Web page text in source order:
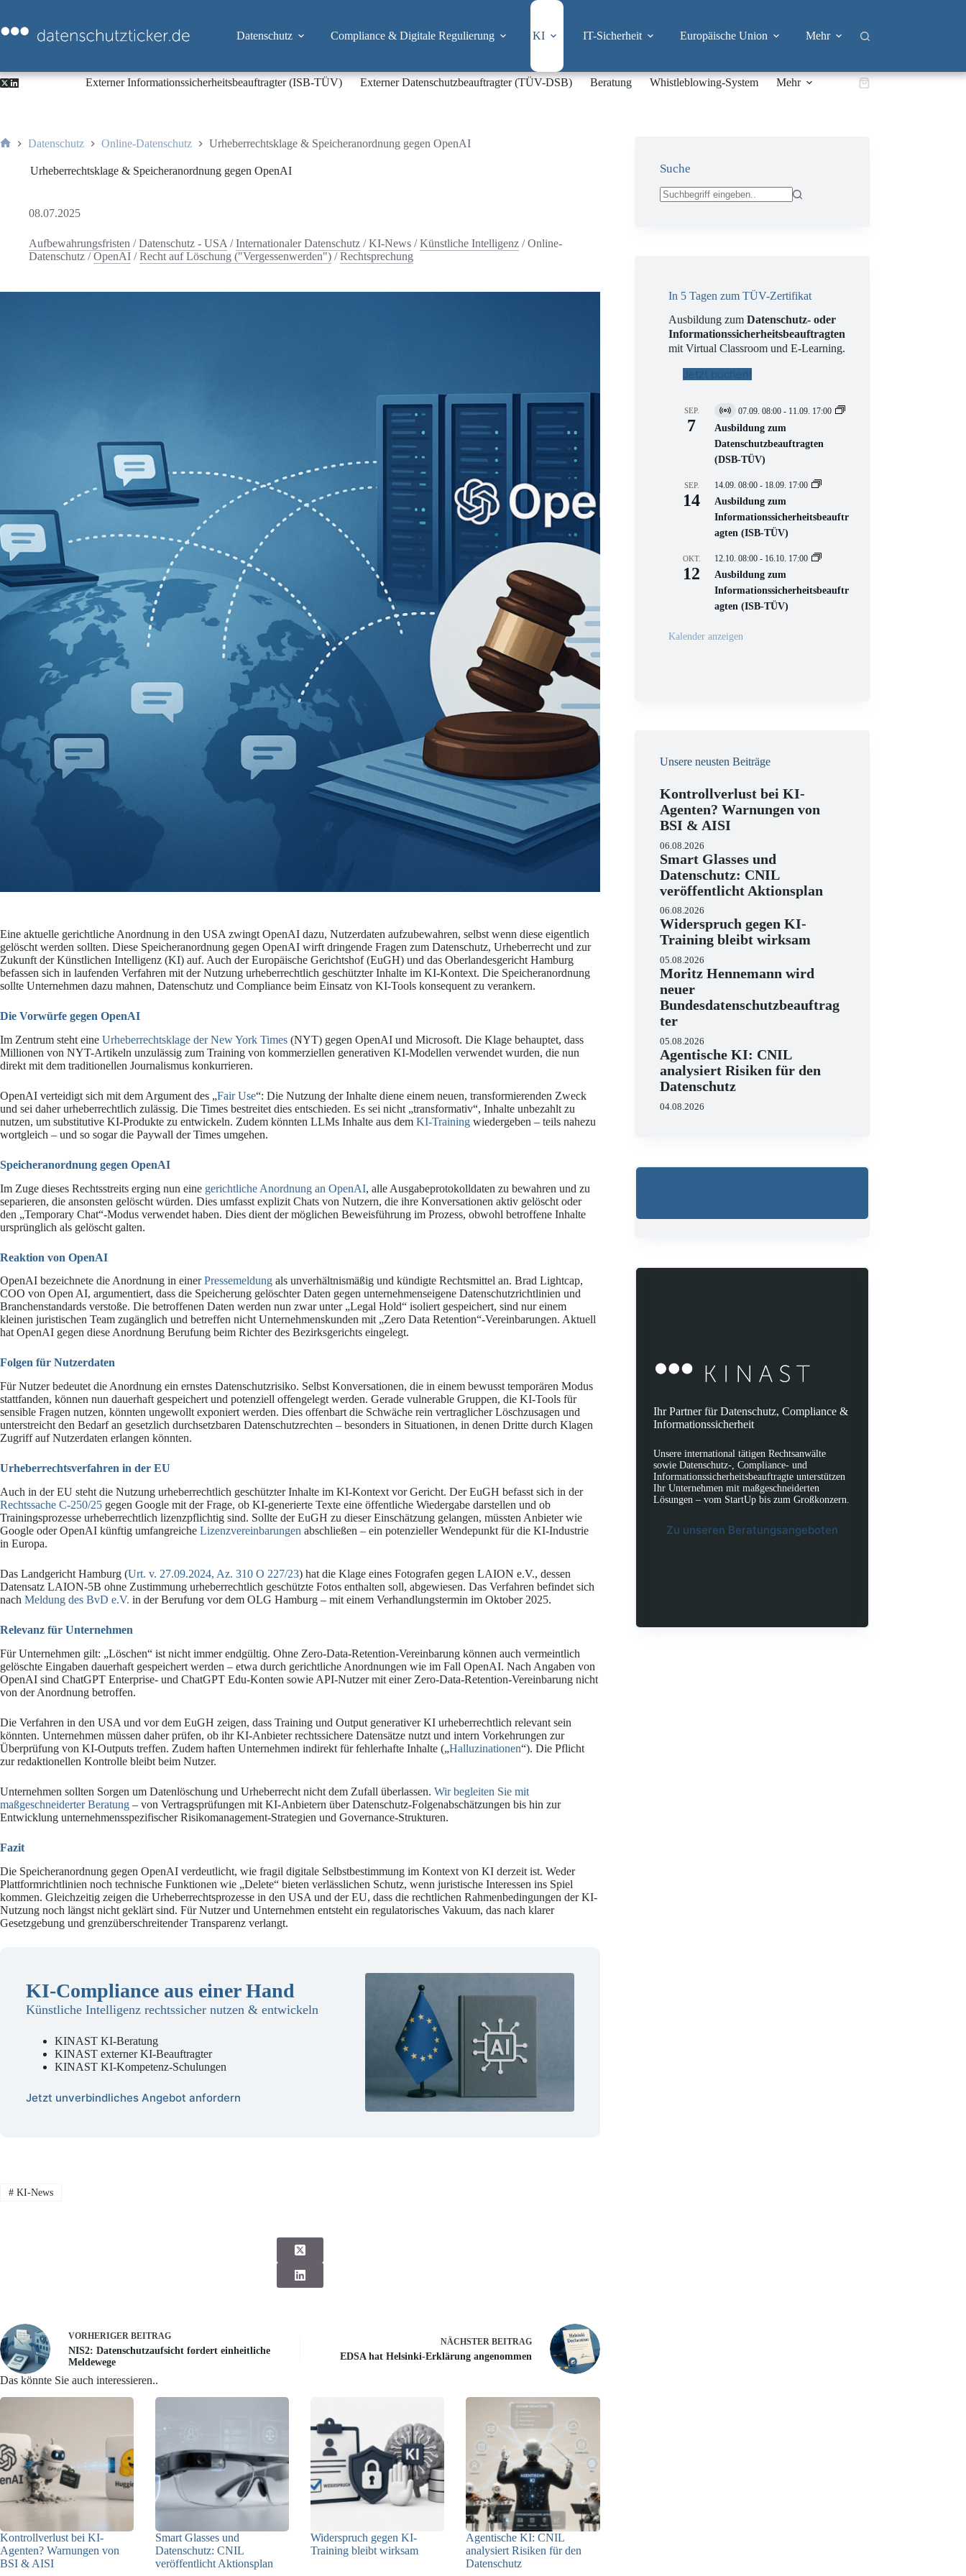
springen
Datenschutz Compliance & Digitale Regulierung KI IT-Sicherheit Europäische Union Mehr
Externer Informationssicherheitsbeauftragter (ISB-TÜV) Externer Datenschutzbeauftragter (TÜV-DSB) Beratung Whistleblowing-System Mehr Warenkorb
Datenschutz Online-Datenschutz Urheberrechtsklage & Speicheranordnung gegen OpenAI
Urheberrechtsklage & Speicheranordnung gegen OpenAI
08.07.2025
Aufbewahrungsfristen /Datenschutz - USA /Internationaler Datenschutz /KI-News /Künstliche Intelligenz /Online-
Datenschutz /OpenAI /Recht auf Löschung ("Vergessenwerden") /Rechtsprechung
Eine aktuelle gerichtliche Anordnung in den USA zwingt OpenAI dazu, Nutzerdaten aufzubewahren, selbst wenn diese eigentlich
gelöscht werden sollten. Diese Speicheranordnung gegen OpenAI wirft dringende Fragen zum Datenschutz, Urheberrecht und zur
Zukunft der Künstlichen Intelligenz (KI) auf. Auch der Europäische Gerichtshof (EuGH) und das Oberlandesgericht Hamburg
befassen sich in laufenden Verfahren mit der Nutzung urheberrechtlich geschützter Inhalte im KI-Kontext. Die Speicheranordnung
sollte Unternehmen dazu mahnen, Datenschutz und Compliance beim Einsatz von KI-Tools konsequent zu verankern.
Die Vorwürfe gegen OpenAI
Im Zentrum steht eine Urheberrechtsklage der New York Times (NYT) gegen OpenAI und Microsoft. Die Klage behauptet, dass
Millionen von NYT-Artikeln unzulässig zum Training von kommerziellen generativen KI-Modellen verwendet wurden, die nun
direkt mit dem traditionellen Journalismus konkurrieren.
OpenAI verteidigt sich mit dem Argument des „Fair Use“: Die Nutzung der Inhalte diene einem neuen, transformierenden Zweck
und sei daher urheberrechtlich zulässig. Die Times bestreitet dies entschieden. Es sei nicht „transformativ“, Inhalte unbezahlt zu
nutzen, um substitutive KI-Produkte zu entwickeln. Zudem könnten LLMs Inhalte aus dem KI-Training wiedergeben – teils nahezu
wortgleich – und so sogar die Paywall der Times umgehen.
Speicheranordnung gegen OpenAI
Im Zuge dieses Rechtsstreits erging nun eine gerichtliche Anordnung an OpenAI, alle Ausgabeprotokolldaten zu bewahren und zu
separieren, die ansonsten gelöscht würden. Dies umfasst explizit Chats von Nutzern, die ihre Konversationen aktiv gelöscht oder
den „Temporary Chat“-Modus verwendet haben. Dies dient der möglichen Beweisführung im Prozess, obwohl betroffene Inhalte
ursprünglich als gelöscht galten.
Reaktion von OpenAI
OpenAI bezeichnete die Anordnung in einerPressemeldung als unverhältnismäßig und kündigte Rechtsmittel an. Brad Lightcap,
COO von Open AI, argumentiert, dass die Speicherung gelöschter Daten gegen unternehmenseigene Datenschutzrichtlinien und
Branchenstandards verstoße. Die betroffenen Daten werden nun zwar unter „Legal Hold“ isoliert gespeichert, sind nur einem
kleinen juristischen Team zugänglich und betreffen nicht Unternehmenskunden mit „Zero Data Retention“-Vereinbarungen. Aktuell
hat OpenAI gegen diese Anordnung Berufung beim Richter des Bezirksgerichts eingelegt.
Folgen für Nutzerdaten
Für Nutzer bedeutet die Anordnung ein ernstes Datenschutzrisiko. Selbst Konversationen, die in einem bewusst temporären Modus
stattfanden, können nun dauerhaft gespeichert und potenziell offengelegt werden. Gerade vulnerable Gruppen, die KI-Tools für
sensible Fragen nutzen, könnten ungewollt exponiert werden. Dies offenbart die Schwäche rein vertraglicher Löschzusagen und
unterstreicht den Bedarf an gesetzlich durchsetzbaren Datenschutzrechten – besonders in Situationen, in denen Dritte durch Klagen
Zugriff auf Nutzerdaten erlangen könnten.
Urheberrechtsverfahren in der EU
Auch in der EU steht die Nutzung urheberrechtlich geschützter Inhalte im KI-Kontext vor Gericht. Der EuGH befasst sich in der
Rechtssache C-250/25 gegen Google mit der Frage, ob KI-generierte Texte eine öffentliche Wiedergabe darstellen und ob
Trainingsprozesse urheberrechtlich lizenzpflichtig sind. Sollte der EuGH zu dieser Einschätzung gelangen, müssten Anbieter wie
Google oder OpenAI künftig umfangreiche Lizenzvereinbarungen abschließen – ein potenzieller Wendepunkt für die KI-Industrie
in Europa.
Das Landgericht Hamburg (Urt. v. 27.09.2024, Az. 310 O 227/23) hat die Klage eines Fotografen gegen LAION e.V., dessen
Datensatz LAION-5B ohne Zustimmung urheberrechtlich geschützte Fotos enthalten soll, abgewiesen. Das Verfahren befindet sich
nach Meldung des BvD e.V. in der Berufung vor dem OLG Hamburg – mit einem Verhandlungstermin im Oktober 2025.
Relevanz für Unternehmen
Für Unternehmen gilt: „Löschen“ ist nicht immer endgültig. Ohne Zero-Data-Retention-Vereinbarung können auch vermeintlich
gelöschte Eingaben dauerhaft gespeichert werden – etwa durch gerichtliche Anordnungen wie im Fall OpenAI. Nach Angaben von
OpenAI sind ChatGPT Enterprise- und ChatGPT Edu-Konten sowie API-Nutzer mit einer Zero-Data-Retention-Vereinbarung nicht
von der Anordnung betroffen.
Die Verfahren in den USA und vor dem EuGH zeigen, dass Training und Output generativer KI urheberrechtlich relevant sein
könnten. Unternehmen müssen daher prüfen, ob ihr KI-Anbieter rechtssichere Datensätze nutzt und intern Vorkehrungen zur
Überprüfung von KI-Outputs treffen. Zudem haften Unternehmen indirekt für fehlerhafte Inhalte („Halluzinationen“). Die Pflicht
zur redaktionellen Kontrolle bleibt beim Nutzer.
Unternehmen sollten Sorgen um Datenlöschung und Urheberrecht nicht dem Zufall überlassen. Wir begleiten Sie mit
maßgeschneiderter Beratung – von Vertragsprüfungen mit KI-Anbietern über Datenschutz-Folgenabschätzungen bis hin zur
Entwicklung unternehmensspezifischer Risikomanagement-Strategien und Governance-Strukturen.
Fazit
Die Speicheranordnung gegen OpenAI verdeutlicht, wie fragil digitale Selbstbestimmung im Kontext von KI derzeit ist. Weder
Plattformrichtlinien noch technische Funktionen wie „Delete“ bieten verlässlichen Schutz, wenn juristische Interessen ins Spiel
kommen. Gleichzeitig zeigen die Urheberrechtsprozesse in den USA und der EU, dass die rechtlichen Rahmenbedingungen der KI-
Nutzung noch längst nicht geklärt sind. Für Nutzer und Unternehmen entsteht ein regulatorisches Vakuum, das nach klarer
Gesetzgebung und grenzüberschreitender Transparenz verlangt.
KI-Compliance aus einer Hand
Künstliche Intelligenz rechtssicher nutzen & entwickeln
KINAST KI-Beratung
KINAST externer KI-Beauftragter
KINAST KI-Kompetenz-Schulungen
Jetzt unverbindliches Angebot anfordern
#KI-News
VORHERIGER BEITRAG
NIS2: Datenschutzaufsicht fordert einheitliche
Meldewege
NÄCHSTER BEITRAG
EDSA hat Helsinki-Erklärung angenommen
Das könnte Sie auch interessieren..
Kontrollverlust bei KI-
Agenten? Warnungen von
BSI & AISI
Smart Glasses und
Datenschutz: CNIL
veröffentlicht Aktionsplan
Widerspruch gegen KI-
Training bleibt wirksam
Agentische KI: CNIL
analysiert Risiken für den
Datenschutz
Suche
In 5 Tagen zum TÜV-Zertifikat
Ausbildung zumDatenschutz- oder
Informationssicherheitsbeauftragten
mit Virtual Classroom und E-Learning.
Jetzt buchen!
SEP.
7
V
i
t
u
l
V
e
r
n
s
t
a
t
n
07.09. 08:00 - 11.09. 17:00
Ausbildung zum
Datenschutzbeauftragten
(DSB-TÜV)
SEP.
14
14.09. 08:00 - 18.09. 17:00
Ausbildung zum
Informationssicherheitsbeauftr
agten (ISB-TÜV)
OKT.
12
12.10. 08:00 - 16.10. 17:00
Ausbildung zum
Informationssicherheitsbeauftr
agten (ISB-TÜV)
Kalender anzeigen
Unsere neusten Beiträge
Kontrollverlust bei KI-
Agenten? Warnungen von
BSI & AISI
06.08.2026
Smart Glasses und
Datenschutz: CNIL
veröffentlicht Aktionsplan
06.08.2026
Widerspruch gegen KI-
Training bleibt wirksam
05.08.2026
Moritz Hennemann wird
neuer
Bundesdatenschutzbeauftrag
ter
05.08.2026
Agentische KI: CNIL
analysiert Risiken für den
Datenschutz
04.08.2026
Ihr Partner für Datenschutz, Compliance &
Informationssicherheit
Unsere international tätigen Rechtsanwälte
sowie Datenschutz-, Compliance- und
Informationssicherheitsbeauftragte unterstützen
Ihr Unternehmen mit maßgeschneiderten
Lösungen – vom StartUp bis zum Großkonzern.
Zu unseren Beratungsangeboten